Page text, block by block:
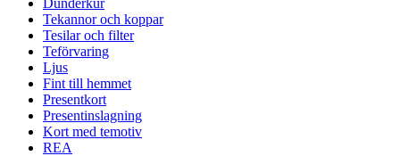
Dunderkur
Tekannor och koppar
Tesilar och filter
Teförvaring
Ljus
Fint till hemmet
Presentkort
Presentinslagning
Kort med temotiv
REA